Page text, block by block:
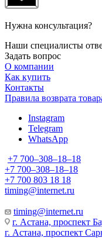
Нужна консультация?
Наши специалисты
Задать вопрос
О компании
Как купить
Контакты
Правила возврата
Instagram
Telegram
WhatsApp
+7 700‒308‒18‒18
+7 700‒308‒18‒18
+7 700 803 18 18
timing@internet.ru
timing@internet.ru
г. Астана, проспект
г. Астана, проспект